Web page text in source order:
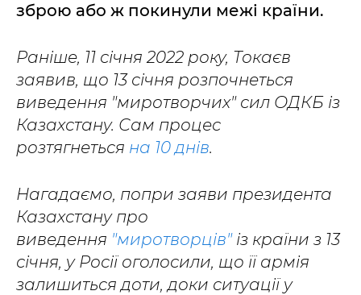
зброю або ж покинули межі країни.
Раніше, 11 січня 2022 року, Токаєв
заявив, що 13 січня розпочнеться
виведення "миротворчих" сил ОДКБ із
Казахстану. Сам процес
розтягнеться на 10 днів.
Нагадаємо, попри заяви президента
Казахстану про
виведення "миротворців"із країни з 13
січня, у Росії оголосили, що її армія
залишиться доти, доки ситуації у